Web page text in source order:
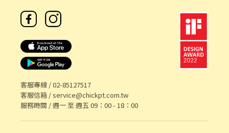
客服專線 /02-85127517
客服信箱 /service@chickpt.com.tw
服務時間 / 週一 至 週五 09：00 - 18：00